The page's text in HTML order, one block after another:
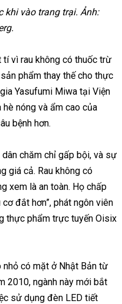
khi vào trang trại. Ảnh:
vì rau không có thuốc trừ
phẩm thay thế cho thực
Yasufumi Miwa tại Viện
nóng và ẩm cao của
bệnh hơn.
chăm chỉ gấp bội, và sự
giá cả. Rau không có
xem là an toàn. Họ chấp
đắt hơn”, phát ngôn viên
thực phẩm trực tuyến Oisix
có mặt ở Nhật Bản từ
2010, ngành này mới bắt
sử dụng đèn LED tiết